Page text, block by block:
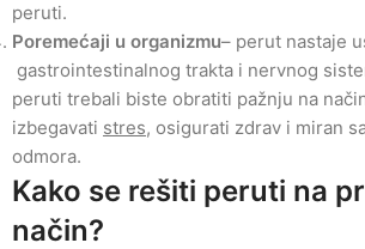
peruti.
Poremećaji u organizmu– perut nastaje
gastrointestinalnog trakta i nervnog
peruti trebali biste obratiti pažnju na
izbegavati stres, osigurati zdrav i miran
odmora.
Kako se rešiti peruti na
način?